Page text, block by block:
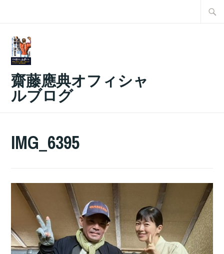
齋藤應典オフィシャ
ルブログ
IMG_6395